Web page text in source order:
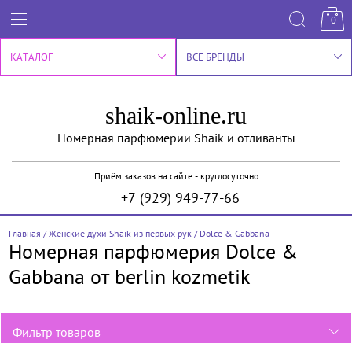
0
КАТАЛОГ ВСЕ БРЕНДЫ
shaik-online.ru
Номерная парфюмерии Shaik и отливанты
Приём заказов на сайте - круглосуточно
+7 (929) 949-77-66
Главная /Женские духи Shaik из первых рук / Dolce & Gabbana
Номерная парфюмерия Dolce &
Gabbana от berlin kozmetik
Фильтр товаров